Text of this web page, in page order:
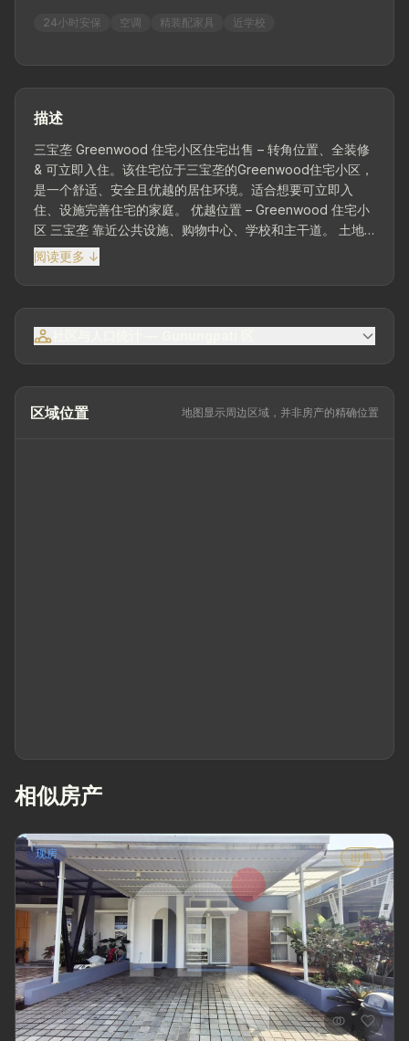
24小时安保 空调 精装配家具 近学校
描述
三宝垄 Greenwood 住宅小区住宅出售 – 转角位置、全装修
& 可立即入住。该住宅位于三宝垄的Greenwood住宅小区，
是一个舒适、安全且优越的居住环境。适合想要可立即入
住、设施完善住宅的家庭。 优越位置 – Greenwood 住宅小
区 三宝垄 靠近公共设施、购物中心、学校和主干道。 土地
面积144平方米 | 建筑面积100平方米 | 尺寸12 x 12 | 1层 – 整
洁有序、维护良好的建筑物。 转角位置 – 提供最佳的空气流
通和采光。 2个卧室 | 2个浴室 2台车的车棚 电力2,200瓦 |
自来水供应 3台空调 1台热水器 嵌入式炉灶 主卧室衣柜 所有
权状态：SHM 全装修 建筑状况良好
阅读更多 ↓
区域位置 地图显示周边区域，并非房产的精确位置
相似房产
现房 出售